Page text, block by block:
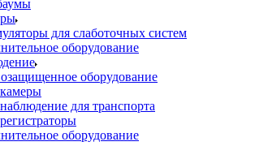
для слаботочных систем
оборудование
оборудование
для транспорта
оборудование